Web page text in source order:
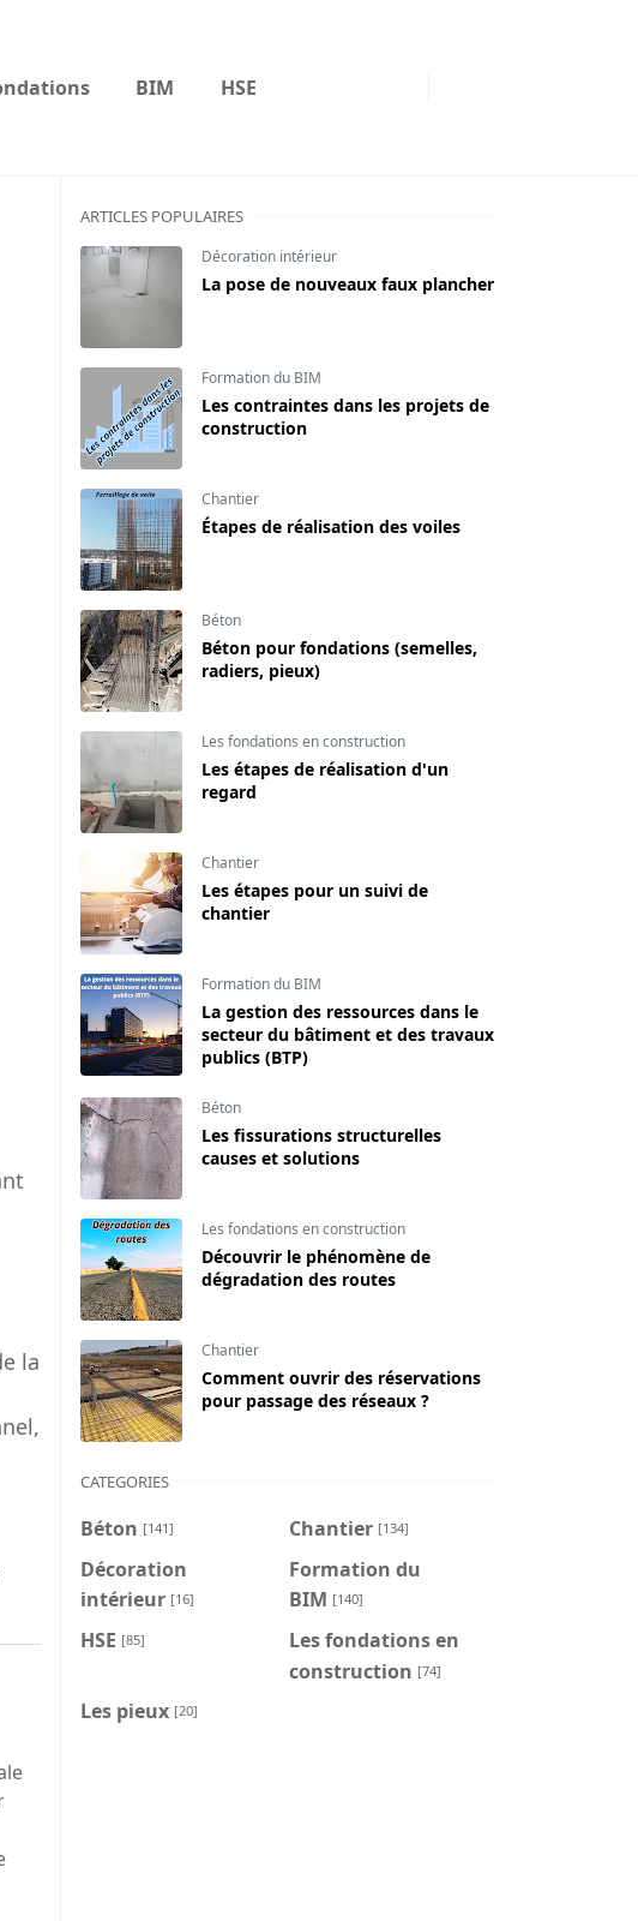
BIM HSE
la
ARTICLES POPULAIRES
Décoration intérieur
La pose de nouveaux faux plancher
Formation du BIM
Les contraintes dans les projets de
construction
Chantier
Étapes de réalisation des voiles
Béton
Béton pour fondations (semelles,
radiers, pieux)
Les fondations en construction
Les étapes de réalisation d'un
regard
Chantier
Les étapes pour un suivi de
chantier
Formation du BIM
La gestion des ressources dans le
secteur du bâtiment et des travaux
publics (BTP)
Béton
Les fissurations structurelles
causes et solutions
Les fondations en construction
Découvrir le phénomène de
dégradation des routes
Chantier
Comment ouvrir des réservations
pour passage des réseaux ?
CATEGORIES
Béton [141] Chantier [134]
Décoration
intérieur [16]
Formation du
BIM [140]
HSE [85]
Les fondations en
construction [74]
Les pieux [20]